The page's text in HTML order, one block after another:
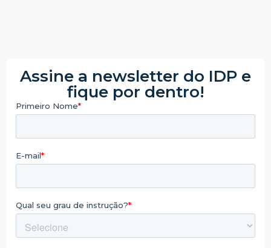
Assine a newsletter do IDP e
fique por dentro!